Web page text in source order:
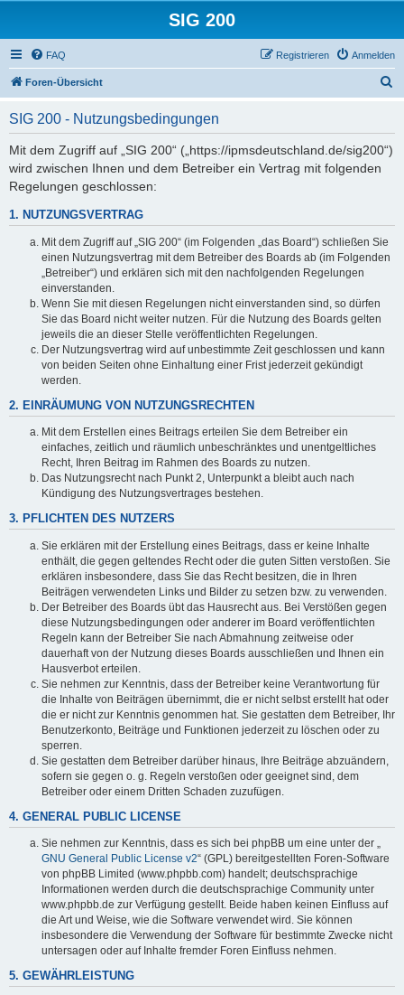
SIG 200
FAQ Anmelden
Registrieren
Foren-Übersicht
SIG 200 - Nutzungsbedingungen
Mit dem Zugriff auf „SIG 200“ („https://ipmsdeutschland.de/sig200“)
wird zwischen Ihnen und dem Betreiber ein Vertrag mit folgenden
Regelungen geschlossen:
1. NUTZUNGSVERTRAG
Mit dem Zugriff auf „SIG 200“ (im Folgenden „das Board“) schließen Sie
einen Nutzungsvertrag mit dem Betreiber des Boards ab (im Folgenden
„Betreiber“) und erklären sich mit den nachfolgenden Regelungen
einverstanden.
Wenn Sie mit diesen Regelungen nicht einverstanden sind, so dürfen
Sie das Board nicht weiter nutzen. Für die Nutzung des Boards gelten
jeweils die an dieser Stelle veröffentlichten Regelungen.
Der Nutzungsvertrag wird auf unbestimmte Zeit geschlossen und kann
von beiden Seiten ohne Einhaltung einer Frist jederzeit gekündigt
werden.
2. EINRÄUMUNG VON NUTZUNGSRECHTEN
Mit dem Erstellen eines Beitrags erteilen Sie dem Betreiber ein
einfaches, zeitlich und räumlich unbeschränktes und unentgeltliches
Recht, Ihren Beitrag im Rahmen des Boards zu nutzen.
Das Nutzungsrecht nach Punkt 2, Unterpunkt a bleibt auch nach
Kündigung des Nutzungsvertrages bestehen.
3. PFLICHTEN DES NUTZERS
Sie erklären mit der Erstellung eines Beitrags, dass er keine Inhalte
enthält, die gegen geltendes Recht oder die guten Sitten verstoßen. Sie
erklären insbesondere, dass Sie das Recht besitzen, die in Ihren
Beiträgen verwendeten Links und Bilder zu setzen bzw. zu verwenden.
Der Betreiber des Boards übt das Hausrecht aus. Bei Verstößen gegen
diese Nutzungsbedingungen oder anderer im Board veröffentlichten
Regeln kann der Betreiber Sie nach Abmahnung zeitweise oder
dauerhaft von der Nutzung dieses Boards ausschließen und Ihnen ein
Hausverbot erteilen.
Sie nehmen zur Kenntnis, dass der Betreiber keine Verantwortung für
die Inhalte von Beiträgen übernimmt, die er nicht selbst erstellt hat oder
die er nicht zur Kenntnis genommen hat. Sie gestatten dem Betreiber, Ihr
Benutzerkonto, Beiträge und Funktionen jederzeit zu löschen oder zu
sperren.
Sie gestatten dem Betreiber darüber hinaus, Ihre Beiträge abzuändern,
sofern sie gegen o. g. Regeln verstoßen oder geeignet sind, dem
Betreiber oder einem Dritten Schaden zuzufügen.
4. GENERAL PUBLIC LICENSE
Sie nehmen zur Kenntnis, dass es sich bei phpBB um eine unter der „
GNU General Public License v2“ (GPL) bereitgestellten Foren-Software
von phpBB Limited (www.phpbb.com) handelt; deutschsprachige
Informationen werden durch die deutschsprachige Community unter
www.phpbb.de zur Verfügung gestellt. Beide haben keinen Einfluss auf
die Art und Weise, wie die Software verwendet wird. Sie können
insbesondere die Verwendung der Software für bestimmte Zwecke nicht
untersagen oder auf Inhalte fremder Foren Einfluss nehmen.
5. GEWÄHRLEISTUNG